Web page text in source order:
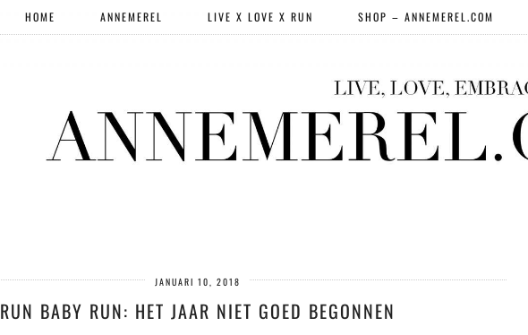
HOME ANNEMEREL LIVE X LOVE X RUN SHOP – ANNEMEREL.COM
JANUARI 10, 2018
RUN BABY RUN: HET JAAR NIET GOED BEGONNEN